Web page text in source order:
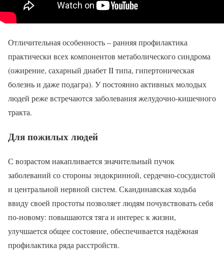
Отличительная особенность – ранняя профилактика
практически всех компонентов метаболического синдрома
(ожирение, сахарный диабет II типа, гипертоническая
болезнь и даже подагра). У постоянно активных молодых
людей реже встречаются заболевания желудочно-кишечного
тракта.
Для пожилых людей
С возрастом накапливается значительный пучок
заболеваний со стороны эндокринной, сердечно-сосудистой
и центральной нервной систем. Скандинавская ходьба
ввиду своей простоты позволяет людям почувствовать себя
по-новому: повышаются тяга и интерес к жизни,
улучшается общее состояние, обеспечивается надёжная
профилактика ряда расстройств.